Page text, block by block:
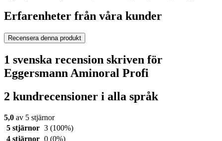
Erfarenheter från våra kunder
Recensera denna produkt
1 svenska recension skriven för
Eggersmann Aminoral Profi
2 kundrecensioner i alla språk
5,0 av 5 stjärnor
5 stjärnor 3 (100%)
4 stjärnor 0 (0%)